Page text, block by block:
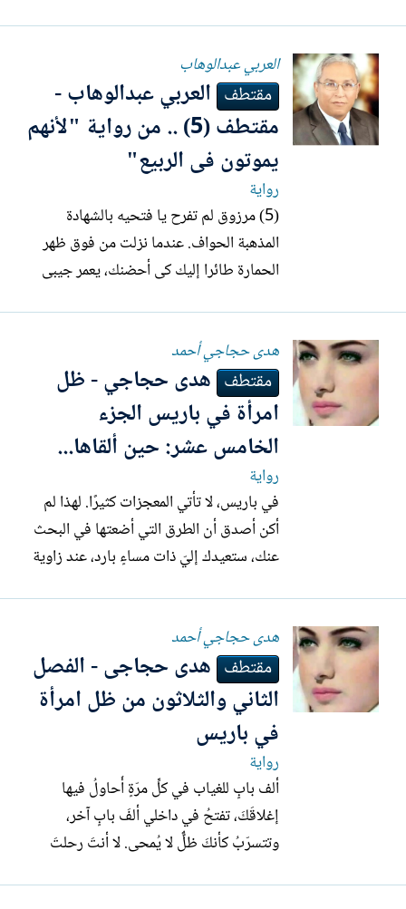
اليوم صرت يتيمة حقا. فتحى ربما تكون
صلابة أمى وجفاف...
العربي عبدالوهاب
مقتطف العربي عبدالوهاب -
مقتطف (5) .. من رواية "لأنهم
يموتون فى الربيع"
رواية
(5) مرزوق لم تفرح يا فتحيه بالشهادة
المذهبة الحواف. عندما نزلت من فوق ظهر
الحمارة طائرا إليك كى أحضنك، يعمر جيبى
ماء وسخ على شالى الأبيض حين أخبرتنى
مسكت بطنها ووقعت فى...
ھدى حجاجي أحمد
مقتطف هدى حجاجي - ظل
امرأة في باريس الجزء
الخامس عشر: حين ألقاها...
رواية
في باريس، لا تأتي المعجزات كثيرًا. لهذا لم
أكن أصدق أن الطرق التي أضعتها في البحث
عنك، ستعيدك إليّ ذات مساءٍ بارد، عند زاوية
وأحمل في قلبي من الغياب ما يكفي لعمرٍ
كامل، حتى رفعتُ رأسي فجأة... وكانت هي
اللحظة...
ھدى حجاجي أحمد
مقتطف هدى حجاجى - الفصل
الثاني والثلاثون من ظل امرأة
في باريس
رواية
ألف بابٍ للغياب في كلِّ مرّةٍ أُحاولُ فيها
إغلاقَكَ، تفتحُ في داخلي ألفَ بابٍ آخر،
وتتسرّبُ كأنكَ ظلٌّ لا يُمحى. لا أنتَ رحلتَ